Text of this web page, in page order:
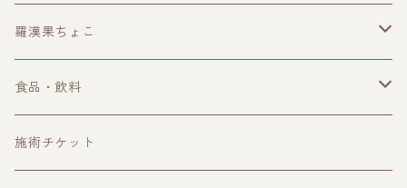
羅漢果ちょこ
単品購入
定期購入
食品・飲料
珈琲・ノンカフェイン珈琲
施術チケット